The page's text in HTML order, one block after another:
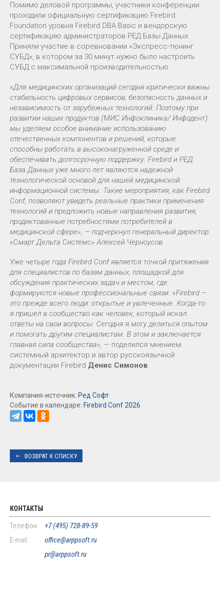
Помимо деловой программы, участники конференции
проходили официальную сертификацию Firebird
Foundation уровня Firebird DBA Basic и вендорскую
сертификацию администраторов РЕД Базы Данных.
Приняли участие в соревновании «Экспресс-тюнинг
СУБД», в котором за 30 минут нужно было настроить
СУБД с максимальной производительностью.
«Для медицинских организаций сегодня критически важны
стабильность цифровых сервисов, безопасность данных и
независимость от зарубежных технологий. Поэтому при
развитии наших продуктов (МИС Инфоклиника/ Инфодент)
мы уделяем особое внимание использованию
отечественных компонентов и решений, которые
способны работать в высоконагруженной среде и
обеспечивать долгосрочную поддержку. Firebird и РЕД
База Данных уже много лет являются надежной
технологической основой для нашей медицинской
информационной системы. Такие мероприятия, как Firebird
Conf, позволяют увидеть реальные практики применения
технологий и предложить новые направления развития,
продиктованные потребностями потребителей в
медицинской сфере», — подчеркнул генеральный директор
«Смарт Дельта Системс» Алексей Черноусов.
Уже четыре года Firebird Conf является точкой притяжения
для специалистов по базам данных, площадкой для
обсуждения практических задач и местом, где
формируются новые профессиональные связи. «Firebird —
это прежде всего люди: открытые и увлеченные. Когда-то
я пришел в сообщество как человек, который искал
ответы на свои вопросы. Сегодня я могу делиться опытом
и помогать другим специалистам. В этом и заключается
главная сила сообщества», — поделился мнением
системный архитектор и автор русскоязычной
документации Firebird Денис Симонов.
Компания-источник: Ред Софт
Событие в календаре: Firebird Conf 2026
ВОЗВРАТ К СПИСКУ
КОНТАКТЫ
Телефон:
+7 (495) 728-89-59
E-mail:
office@arppsoft.ru
pr@arppsoft.ru